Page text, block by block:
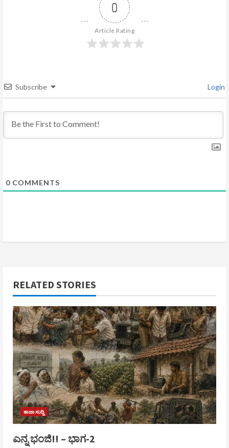
d
i
n
0
Article Rating
Subscribe Login
0 COMMENTS
RELATED STORIES
ತಾಜಾ ಸುದ್ದಿ
ಎನ್ನ ಭಂಜಿ!! – ಭಾಗ-2